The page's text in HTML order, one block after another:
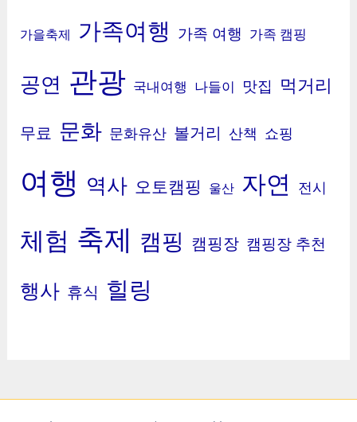
가을축제 가족여행 가족 여행 가족 캠핑
공연 관광 국내여행 나들이 맛집 먹거리
무료 문화 문화유산 볼거리 산책 쇼핑
여행 역사 오토캠핑 울산 자연 전시
체험 축제 캠핑 캠핑장 캠핑장 추천
행사 휴식 힐링